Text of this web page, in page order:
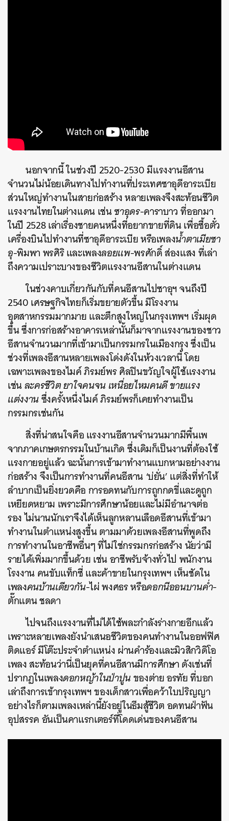
นอกจากนี้ ในช่วงปี 2520-2530 มีแรงงานอีสาน
จำนวนไม่น้อยเดินทางไปทำงานที่ประเทศซาอุดีอาระเบีย
ส่วนใหญ่ทำงานในสายก่อสร้าง หลายเพลงจึงสะท้อนชีวิต
แรงงานไทยในต่างแดน เช่นซาอุดร-คาราบาว ที่ออกมา
ในปี 2528 เล่าเรื่องชายคนหนึ่งที่อยากขายที่ดิน เพื่อซื้อตั๋ว
เครื่องบินไปทำงานที่ซาอุดีอาระเบีย หรือเพลงน้ำตาเมียซา
อุ-พิมพา พรศิริ และเพลงลอยแพ-พรศักดิ์ ส่องแสง ที่เล่า
ถึงความเปราะบางของชีวิตแรงงานอีสานในต่างแดน
ในช่วงคาบเกี่ยวกันกับที่คนอีสานไปซาอุฯ จนถึงปี
2540 เศรษฐกิจไทยก็เริ่มขยายตัวขึ้น มีโรงงาน
อุตสาหกรรมมากมาย และตึกสูงใหญ่ในกรุงเทพฯ เริ่มผุด
ขึ้น ซึ่งการก่อสร้างอาคารเหล่านั้นก็มาจากแรงงานของชาว
อีสานจำนวนมากที่เข้ามาเป็นกรรมกรในเมืองกรุง ซึ่งเป็น
ช่วงที่เพลงอีสานหลายเพลงโด่งดังในห้วงเวลานี้ โดย
เฉพาะเพลงของไมค์ ภิรมย์พร ศิลปินขวัญใจผู้ใช้แรงงาน
เช่นละครชีวิต ยาใจคนจน เหนื่อยไหมคนดี ขายแรง
แต่งงานซึ่งครั้งหนึ่งไมค์ ภิรมย์พรก็เคยทำงานเป็น
กรรมกรเช่นกัน
สิ่งที่น่าสนใจคือ แรงงานอีสานจำนวนมากมีพื้นเพ
จากภาคเกษตรกรรมในบ้านเกิด ซึ่งเดิมก็เป็นงานที่ต้องใช้
แรงกายอยู่แล้ว ฉะนั้นการเข้ามาทำงานแบกหามอย่างงาน
ก่อสร้าง จึงเป็นการทำงานที่คนอีสาน ‘บ่ยั่น’ แต่สิ่งที่ทำให้
ลำบากเป็นยิ่งยวดคือ การอดทนกับการถูกกดขี่และดูถูก
เหยียดหยาม เพราะมีการศึกษาน้อยและไม่มีอำนาจต่อ
รอง ไม่นานนักเราจึงได้เห็นลูกหลานเลือดอีสานที่เข้ามา
ทำงานในตำแหน่งสูงขึ้น ตามมาด้วยเพลงอีสานที่พูดถึง
การทำงานในอาชีพอื่นๆ ที่ไม่ใช่กรรมกรก่อสร้าง นัยว่ามี
รายได้เพิ่มมากขึ้นด้วย เช่น อาชีพรับจ้างทั่วไป พนักงาน
โรงงาน คนขับแท็กซี่ และค้าขายในกรุงเทพฯ เห็นชัดใน
เพลงคนบ้านเดียวกัน-ไผ่ พงศธร หรือดอกนีออนบานค่ำ-
ตั๊กแตน ชลดา
ไปจนถึงแรงงานที่ไม่ได้ใช้พละกำลังร่างกายอีกแล้ว
เพราะหลายเพลงยังนำเสนอชีวิตของคนทำงานในออฟฟิศ
ติดแอร์ มีโต๊ะประจำตำแหน่ง ผ่านคำร้องและมิวสิกวิดิโอ
เพลง สะท้อนว่านี่เป็นยุคที่คนอีสานมีการศึกษา ดังเช่นที่
ปรากฏในเพลงดอกหญ้าในป่าปูนของต่าย อรทัย ที่บอก
เล่าถึงการเข้ากรุงเทพฯ ของเด็กสาวเพื่อคว้าใบปริญญา
อย่างไรก็ตามเพลงเหล่านี้ยังอยู่ในธีมสู้ชีวิต อดทนฝ่าฟัน
อุปสรรค อันเป็นคาแรกเตอร์ที่โดดเด่นของคนอีสาน
ค้นหา
SHARE TWEET LINE EMAIL